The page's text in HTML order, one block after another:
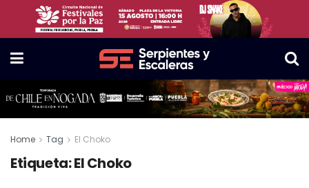
Home Tag El Choko
Etiqueta:El Choko